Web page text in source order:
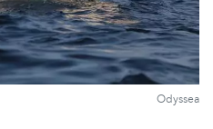
Odyssea